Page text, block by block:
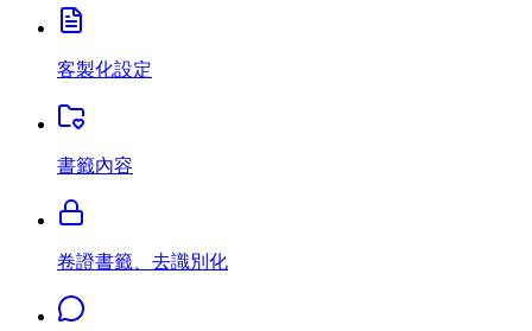
客製化設定
書籤內容
卷證書籤、去識別化